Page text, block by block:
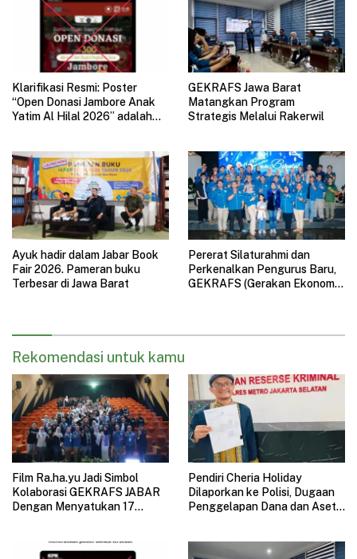
Klarifikasi Resmi: Poster
“Open Donasi Jambore Anak
Yatim Al Hilal 2026” adalah
GEKRAFS Jawa Barat
Matangkan Program
Strategis Melalui Rakerwil
Ayuk hadir dalam Jabar Book
Fair 2026. Pameran buku
Terbesar di Jawa Barat
Pererat Silaturahmi dan
Perkenalkan Pengurus Baru,
GEKRAFS (Gerakan Ekonomi
Rekomendasi untuk kamu
Film Ra.ha.yu Jadi Simbol
Kolaborasi GEKRAFS JABAR
Dengan Menyatukan 17
Pendiri Cheria Holiday
Dilaporkan ke Polisi, Dugaan
Penggelapan Dana dan Aset